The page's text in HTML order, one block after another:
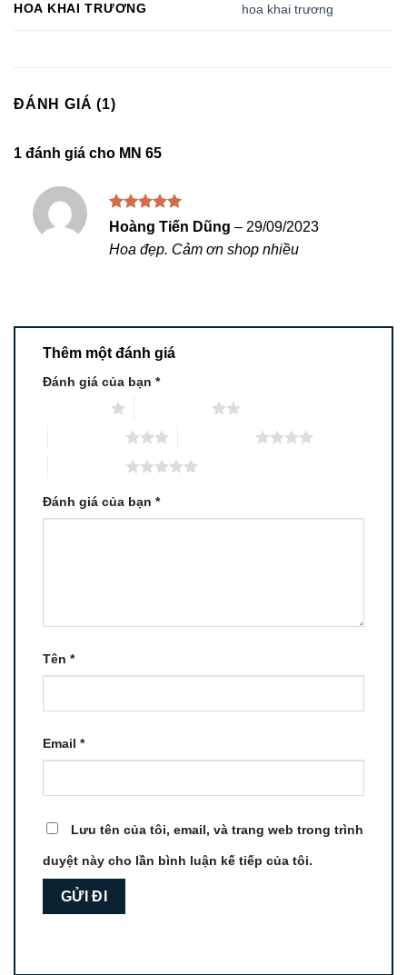
HOA KHAI TRƯƠNG hoa khai trương
ĐÁNH GIÁ (1)
1 đánh giá cho MN 65
Được xếp
55
sao
Hoàng Tiến Dũng – 29/09/2023
Hoa đẹp. Cảm ơn shop nhiều
Thêm một đánh giá
Đánh giá của bạn *
Đánh giá của bạn *
Tên *
Email *
Lưu tên của tôi, email, và trang web trong trình
duyệt này cho lần bình luận kế tiếp của tôi.